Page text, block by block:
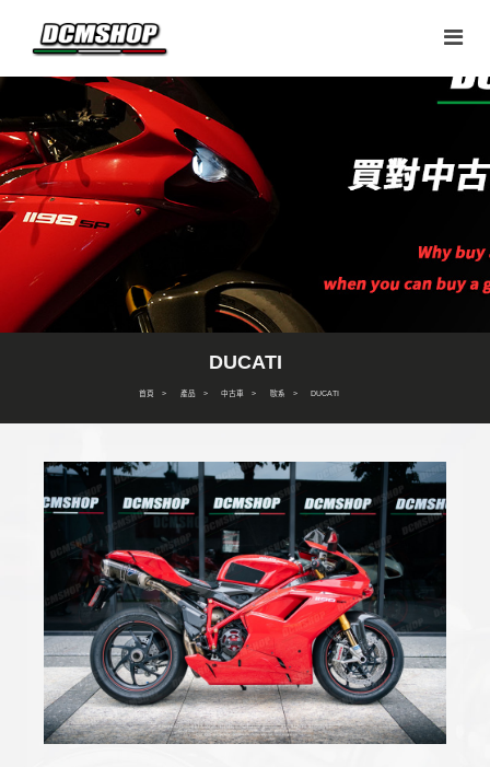
DUCATI
首頁 產品 中古車 歐系 DUCATI